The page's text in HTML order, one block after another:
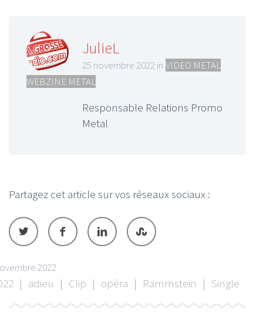
JulieL
25 novembre 2022 in VIDEO METAL
WEBZINE METAL
Responsable Relations Promo
Metal
Partagez cet article sur vos réseaux sociaux :
2022
| adieu | Clip | opéra | Rammstein | Single